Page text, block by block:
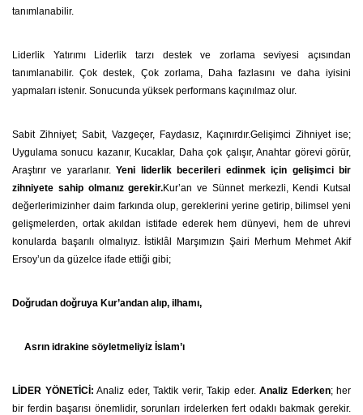
tanımlanabilir.
Liderlik Yatırımı Liderlik tarzı destek ve zorlama seviyesi açısından
tanımlanabilir. Çok destek, Çok zorlama, Daha fazlasını ve daha iyisini
yapmaları istenir. Sonucunda yüksek performans kaçınılmaz olur.
Sabit Zihniyet; Sabit, Vazgeçer, Faydasız, Kaçınırdır.Gelişimci Zihniyet ise;
Uygulama sonucu kazanır, Kucaklar, Daha çok çalışır, Anahtar görevi görür,
Araştırır ve yararlanır.Yeni liderlik becerileri edinmek için gelişimci bir
zihniyete sahip olmanız gerekir.Kur’an ve Sünnet merkezli, Kendi Kutsal
değerlerimizinher daim farkında olup, gereklerini yerine getirip, bilimsel yeni
gelişmelerden, ortak akıldan istifade ederek hem dünyevi, hem de uhrevi
konularda başarılı olmalıyız. İstiklâl Marşımızın Şairi Merhum Mehmet Akif
Ersoy’un da güzelce ifade ettiği gibi;
Doğrudan doğruya Kur’andan alıp, ilhamı,
Asrın idrakine söyletmeliyiz İslam’ı
LİDER YÖNETİCİ: Analiz eder, Taktik verir, Takip eder. Analiz Ederken; her
bir ferdin başarısı önemlidir, sorunları irdelerken fert odaklı bakmak gerekir.